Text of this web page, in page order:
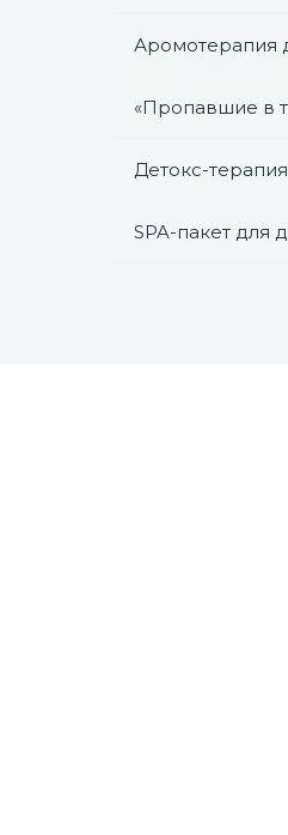
Аромотерапия
«Пропавшие в
Детокс-терапия
SPA-пакет для